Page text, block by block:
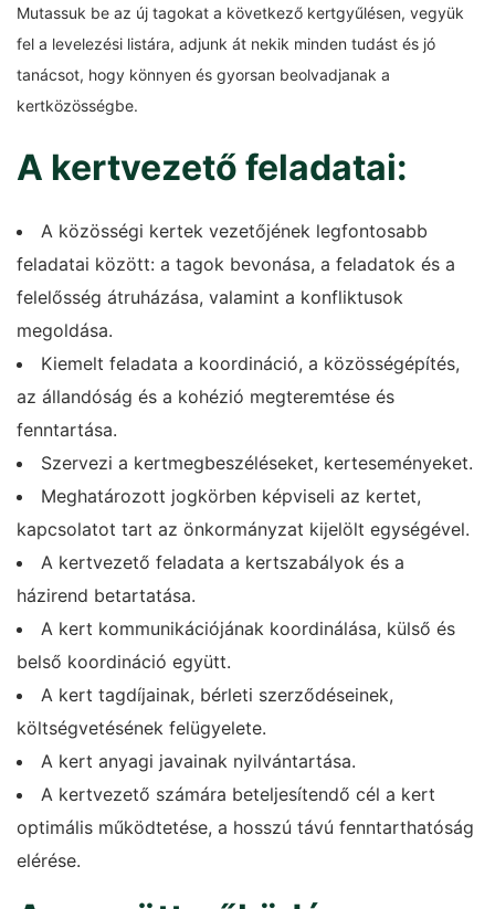
Mutassuk be az új tagokat a következő kertgyűlésen, vegyük
fel a levelezési listára, adjunk át nekik minden tudást és jó
tanácsot, hogy könnyen és gyorsan beolvadjanak a
kertközösségbe.
A kertvezető feladatai:
A közösségi kertek vezetőjének legfontosabb
feladatai között: a tagok bevonása, a feladatok és a
felelősség átruházása, valamint a konfliktusok
megoldása.
Kiemelt feladata a koordináció, a közösségépítés,
az állandóság és a kohézió megteremtése és
fenntartása.
Szervezi a kertmegbeszéléseket, kerteseményeket.
Meghatározott jogkörben képviseli az kertet,
kapcsolatot tart az önkormányzat kijelölt egységével.
A kertvezető feladata a kertszabályok és a
házirend betartatása.
A kert kommunikációjának koordinálása, külső és
belső koordináció együtt.
A kert tagdíjainak, bérleti szerződéseinek,
költségvetésének felügyelete.
A kert anyagi javainak nyilvántartása.
A kertvezető számára beteljesítendő cél a kert
optimális működtetése, a hosszú távú fenntarthatóság
elérése.